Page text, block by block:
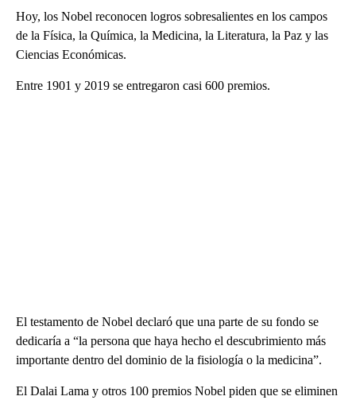
Hoy, los Nobel reconocen logros sobresalientes en los campos
de la Física, la Química, la Medicina, la Literatura, la Paz y las
Ciencias Económicas.
Entre 1901 y 2019 se entregaron casi 600 premios.
El testamento de Nobel declaró que una parte de su fondo se
dedicaría a “la persona que haya hecho el descubrimiento más
importante dentro del dominio de la fisiología o la medicina”.
El Dalai Lama y otros 100 premios Nobel piden que se eliminen